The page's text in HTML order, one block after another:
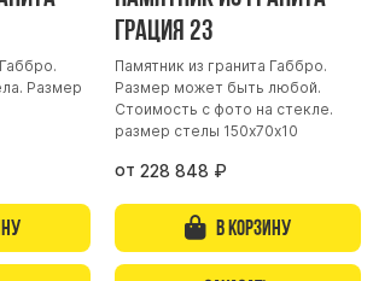
Буквы из латуни
Цоколь из гранита
Ограды из гранита
Ограды из чугуна
Столбы для ограды чугун
Ограды металл
Столы и лавки
Размер
Грация 23
Памятник из гранита Габбро.
Размер может быть любой.
Стоимость с фото на стекле.
размер стелы 150х70х10
от 228 848 ₽
В корзину